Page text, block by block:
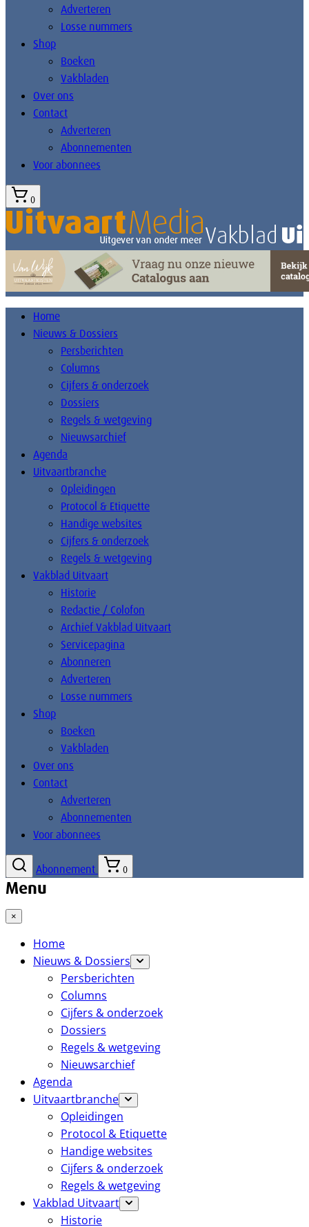
Adverteren
Losse nummers
Shop
Boeken
Vakbladen
Over ons
Contact
Adverteren
Abonnementen
Voor abonnees
0
Home
Nieuws & Dossiers
Persberichten
Columns
Cijfers & onderzoek
Dossiers
Regels & wetgeving
Nieuwsarchief
Agenda
Uitvaartbranche
Opleidingen
Protocol & Etiquette
Handige websites
Cijfers & onderzoek
Regels & wetgeving
Vakblad Uitvaart
Historie
Redactie / Colofon
Archief Vakblad Uitvaart
Servicepagina
Abonneren
Adverteren
Losse nummers
Shop
Boeken
Vakbladen
Over ons
Contact
Adverteren
Abonnementen
Voor abonnees
Abonnement 0
Menu
×
Home
Nieuws & Dossiers
Persberichten
Columns
Cijfers & onderzoek
Dossiers
Regels & wetgeving
Nieuwsarchief
Agenda
Uitvaartbranche
Opleidingen
Protocol & Etiquette
Handige websites
Cijfers & onderzoek
Regels & wetgeving
Vakblad Uitvaart
Historie